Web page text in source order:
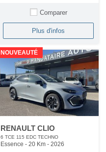
Comparer
Plus d'infos
NOUVEAUTÉ
RENAULT CLIO
6 TCE 115 EDC TECHNO
Essence - 20 Km- 2026